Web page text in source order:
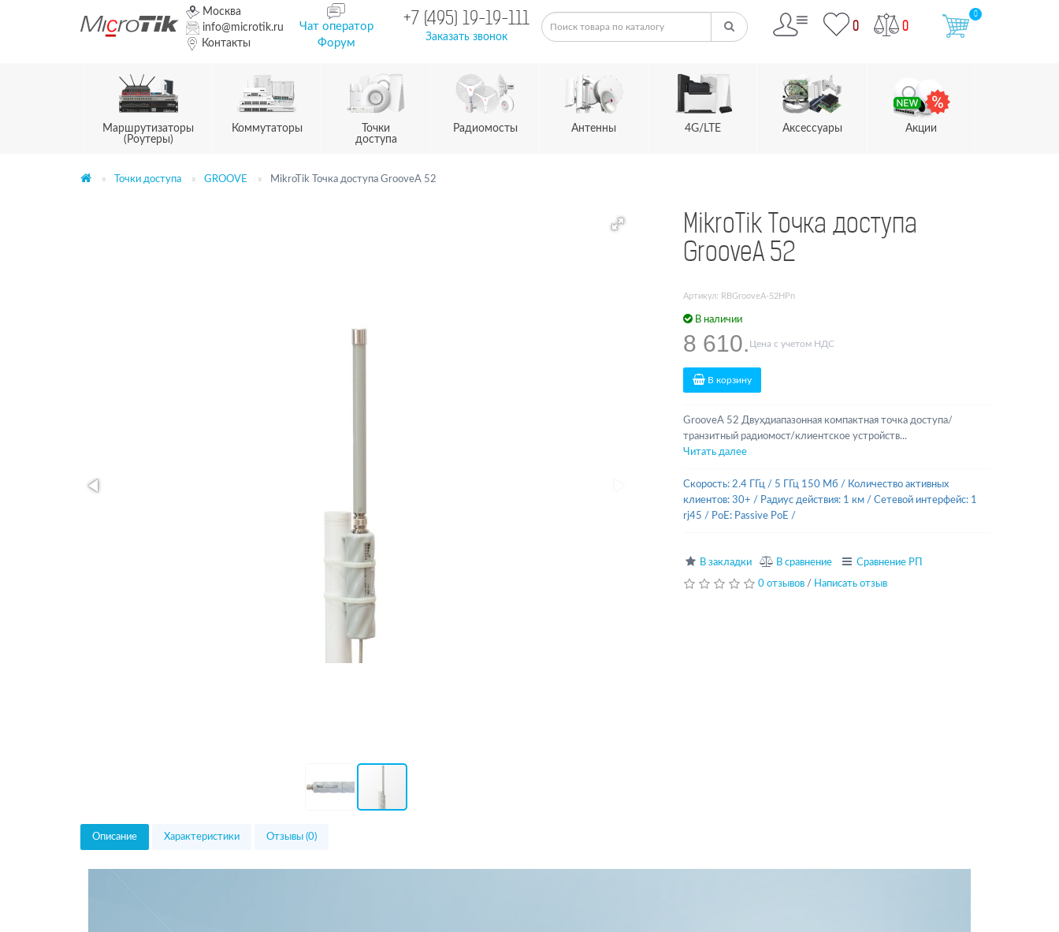
Москва
info@microtik.ru
Контакты
Чат оператор
Форум
+7 (495) 19-19-111
Заказать звонок
0 0
0
Маршрутизаторы
(Роутеры)
Коммутаторы
Точки
доступа
Радиомосты Антенны 4G/LTE Аксессуары Акции
Точки доступа GROOVE MikroTik Точка доступа GrooveA 52
MikroTik Точка доступа
GrooveA 52
Артикул: RBGrooveA-52HPn
В наличии
8 610. Цена с учетом НДС
В корзину
GrooveA 52 Двухдиапазонная компактная точка доступа/
транзитный радиомост/клиентское устройств...
Читать далее
Скорость: 2.4 ГГц / 5 ГГц 150 Мб / Количество активных
клиентов: 30+ / Радиус действия: 1 км / Сетевой интерфейс: 1
rj45 / PoE: Passive PoE /
В закладки В сравнение Сравнение РП
0 отзывов / Написать отзыв
Описание Характеристики Отзывы (0)